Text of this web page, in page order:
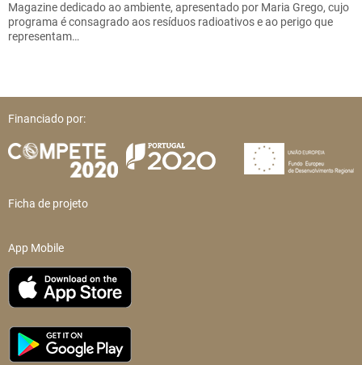
Magazine dedicado ao ambiente, apresentado por Maria Grego, cujo
programa é consagrado aos resíduos radioativos e ao perigo que
representam…
Financiado por:
Ficha de projeto
App Mobile